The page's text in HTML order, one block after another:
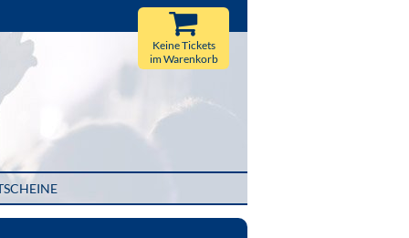
Keine Tickets
im Warenkorb